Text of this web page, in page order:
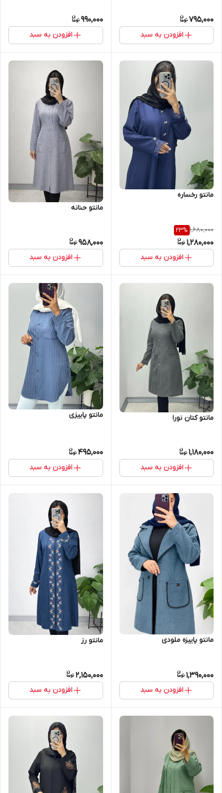
795,000
افزودن به سبد
990,000
افزودن به سبد
مانتو رخساره
1,680,000
23%
1,280,000
افزودن به سبد
مانتو حنانه
958,000
افزودن به سبد
مانتو کتان نورا
1,180,000
افزودن به سبد
مانتو پاییزی
495,000
افزودن به سبد
مانتو پاییزه ملودی
1,390,000
افزودن به سبد
مانتو رز
2,150,000
افزودن به سبد